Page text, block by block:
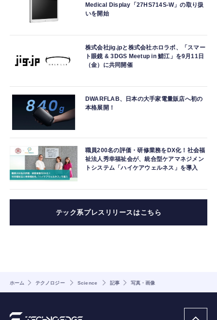
Medical Display「27HS714S-W」の取り扱
いを開始
株式会社jig.jpと株式会社ホロラボ、「スマー
ト眼鏡 & 3DGS Meetup in 鯖江」を9月11日
（金）に共同開催
DWARFLAB、日本の大手家電量販店へ初の
本格展開！
職員200名の評価・研修業務をDX化！社会福
祉法人秀幸福祉会が、統合型ケアマネジメン
トシステム「ハイケアウェルネス」を導入
テック系プレスリリースはこちら
ホーム テクノロジー Science 記事 写真・画像